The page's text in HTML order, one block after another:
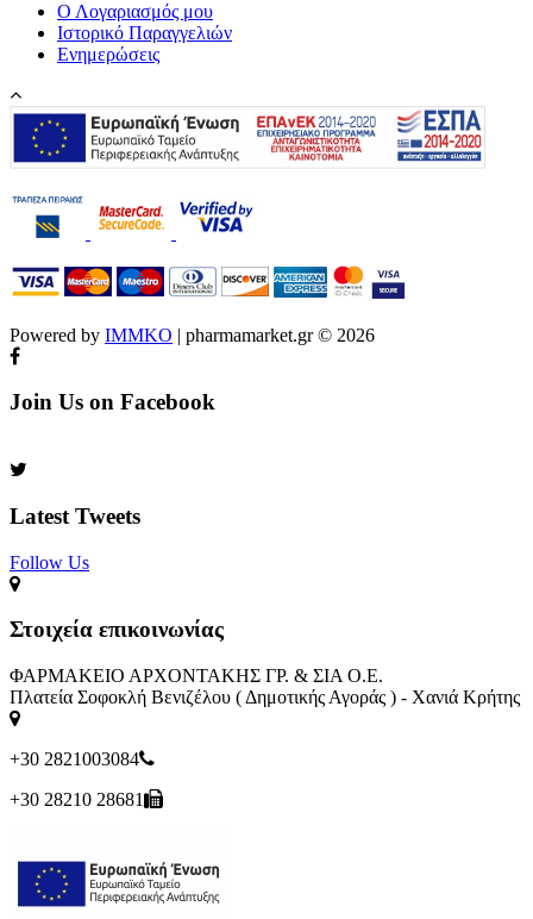
Ο Λογαριασμός μου
Ιστορικό Παραγγελιών
Ενημερώσεις
Powered by IMMKO | pharmamarket.gr © 2026
Join Us on Facebook
Latest Tweets
Follow Us​
Στοιχεία επικοινωνίας
ΦΑΡΜΑΚΕΙΟ ΑΡΧΟΝΤΑΚΗΣ ΓΡ. & ΣΙΑ Ο.Ε.
Πλατεία Σοφοκλή Βενιζέλου ( Δημοτικής Αγοράς ) - Χανιά Κρήτης
+30 2821003084
+30 28210 28681